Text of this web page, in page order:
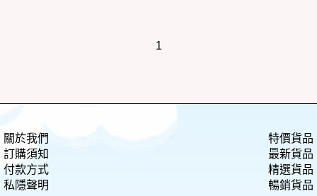
1
關於我們
訂購須知
付款方式
私隱聲明
特價貨品
最新貨品
精選貨品
暢銷貨品